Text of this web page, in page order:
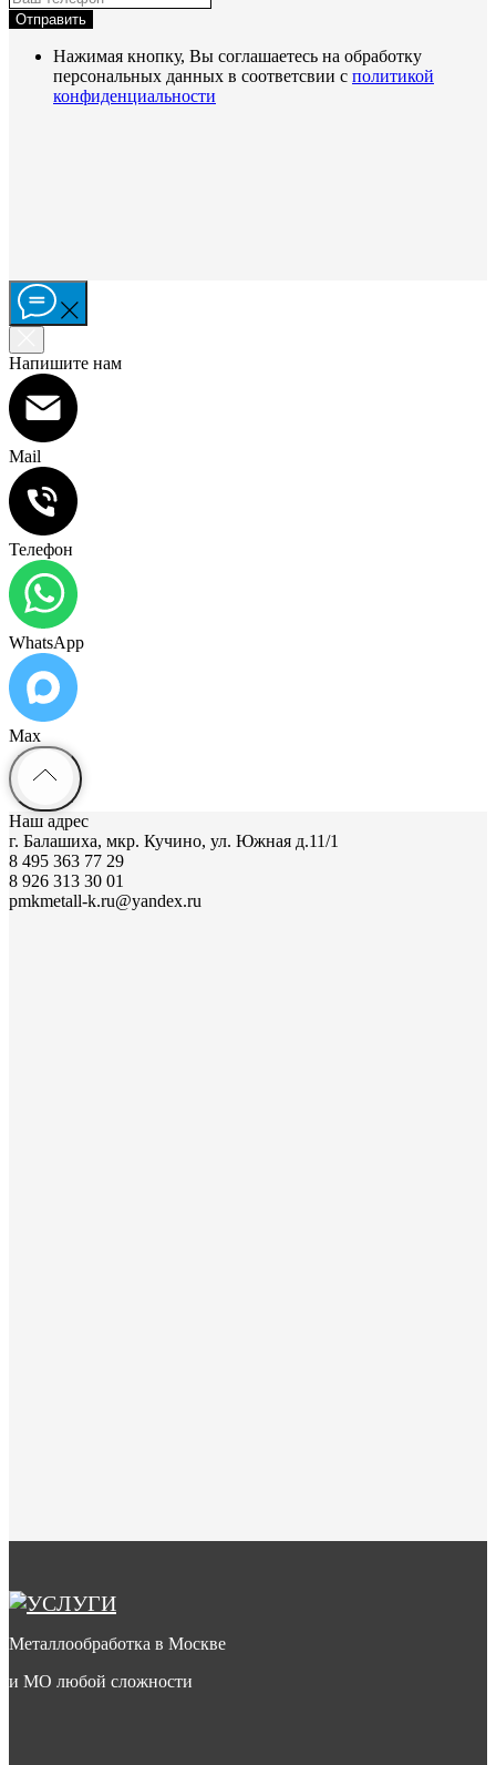
Отправить
Нажимая кнопку, Вы соглашаетесь на обработку
персональных данных в соответсвии с политикой
конфиденциальности
Напишите нам
Mail
Телефон
WhatsApp
Max
Наш адрес
г. Балашиха, мкр. Кучино, ул. Южная д.11/1
8 495 363 77 29
8 926 313 30 01
pmkmetall-k.ru@yandex.ru
Металлообработка в Москве
и МО любой сложности